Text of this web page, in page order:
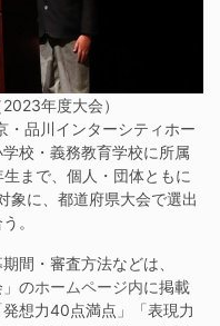
年度大会）
品川インターシティホー
校・義務教育学校に所属
まで、個人・団体ともに
象に、都道府県大会で選出
。
間・審査方法などは、
」のホームページ内に掲載
想力40点満点」「表現力